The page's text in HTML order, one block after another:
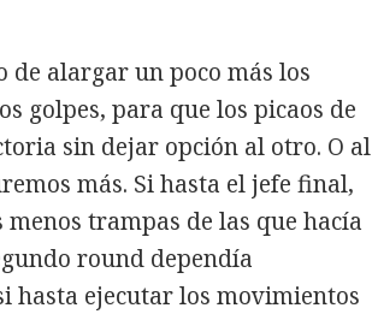
de alargar un poco más los
golpes, para que los picaos de
sin dejar opción al otro. O al
más. Si hasta el jefe final,
trampas de las que hacía
round dependía
hasta ejecutar los movimientos